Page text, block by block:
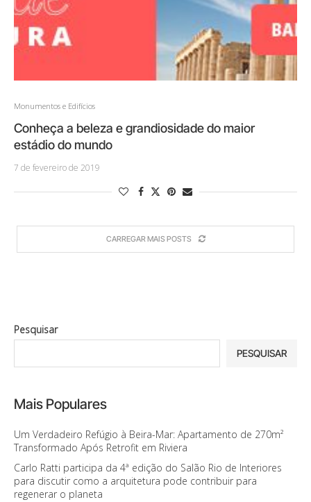
Monumentos e Edifícios
Conheça a beleza e grandiosidade do maior
estádio do mundo
7 de fevereiro de 2019
CARREGAR MAIS POSTS
Pesquisar
PESQUISAR
Mais Populares
Um Verdadeiro Refúgio à Beira-Mar: Apartamento de 270m²
Transformado Após Retrofit em Riviera
Carlo Ratti participa da 4ª edição do Salão Rio de Interiores
para discutir como a arquitetura pode contribuir para
regenerar o planeta